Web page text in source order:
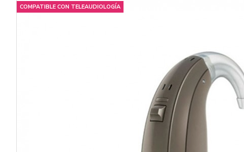
COMPATIBLE CON TELEAUDIOLOGÍA